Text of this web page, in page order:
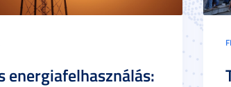
energiafelhasználás: